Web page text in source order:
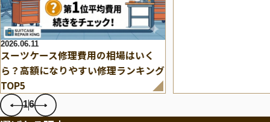
2026.06.11
スーツケース修理費用の相場はいく
ら？高額になりやすい修理ランキング
TOP5
16